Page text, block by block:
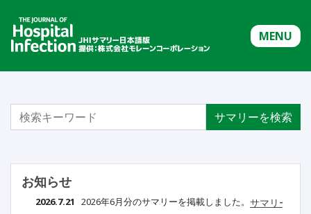
MENU
サマリーを検索
お知らせ
2026.7.21
   2026年6月分のサマリーを掲載しました。
サマリー詳